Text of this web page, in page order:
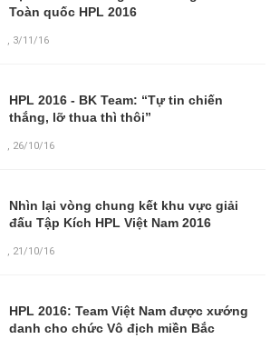
Toàn quốc HPL 2016
, 3/11/16
HPL 2016 - BK Team: “Tự tin chiến
thắng, lỡ thua thì thôi”
, 26/10/16
Nhìn lại vòng chung kết khu vực giải
đấu Tập Kích HPL Việt Nam 2016
, 21/10/16
HPL 2016: Team Việt Nam được xướng
danh cho chức Vô địch miền Bắc